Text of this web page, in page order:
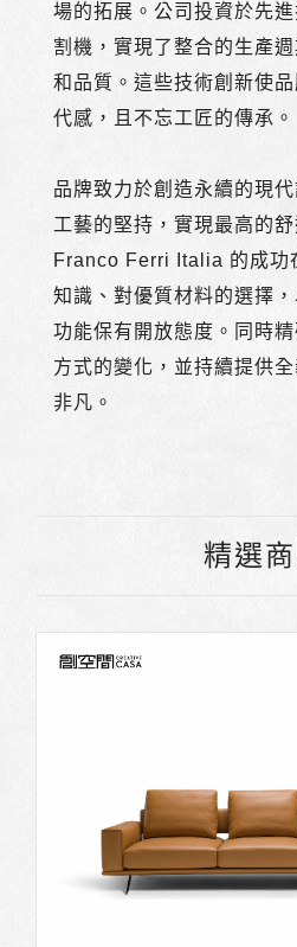
場的拓展。公司投資於先
割機，實現了整合的生產
和品質。這些技術創新使
代感，且不忘工匠的傳承。
品牌致力於創造永續的現
工藝的堅持，實現最高的
Franco Ferri Italia 的成功
知識、對優質材料的選擇
功能保有開放態度。同時
方式的變化，並持續提供
非凡。
精選